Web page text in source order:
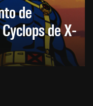
de
de X-